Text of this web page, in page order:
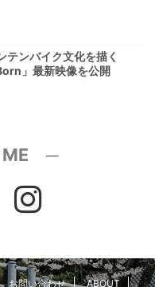
テンバイク文化を描く
」最新映像を公開
ME ─
お問い合わせ ABOUT